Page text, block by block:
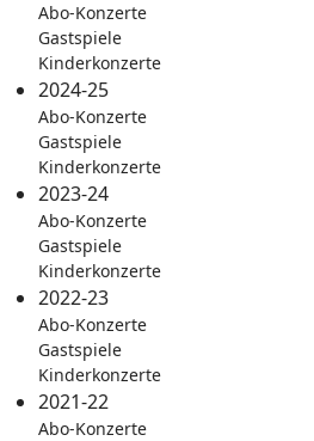
Abo-Konzerte
Gastspiele
Kinderkonzerte
2024-25
Abo-Konzerte
Gastspiele
Kinderkonzerte
2023-24
Abo-Konzerte
Gastspiele
Kinderkonzerte
2022-23
Abo-Konzerte
Gastspiele
Kinderkonzerte
2021-22
Abo-Konzerte